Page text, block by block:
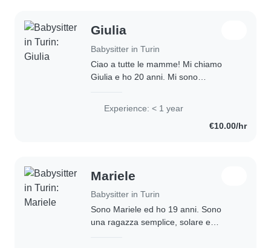
Giulia
Babysitter in Turin
Ciao a tutte le mamme! Mi chiamo
Giulia e ho 20 anni. Mi sono
questa scuola ho una formazione
Experience: < 1 year
€10.00/hr
Mariele
Babysitter in Turin
Sono Mariele ed ho 19 anni. Sono
una ragazza semplice, solare e